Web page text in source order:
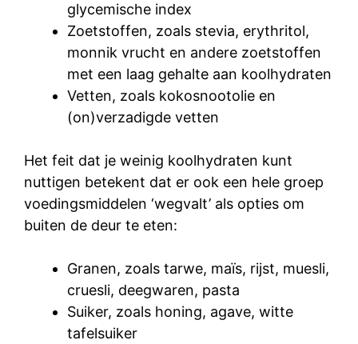
glycemische index
Zoetstoffen, zoals stevia, erythritol,
monnik vrucht en andere zoetstoffen
met een laag gehalte aan koolhydraten
Vetten, zoals kokosnootolie en
(on)verzadigde vetten
Het feit dat je weinig koolhydraten kunt
nuttigen betekent dat er ook een hele groep
voedingsmiddelen ‘wegvalt’ als opties om
buiten de deur te eten:
Granen, zoals tarwe, maïs, rijst, muesli,
cruesli, deegwaren, pasta
Suiker, zoals honing, agave, witte
tafelsuiker